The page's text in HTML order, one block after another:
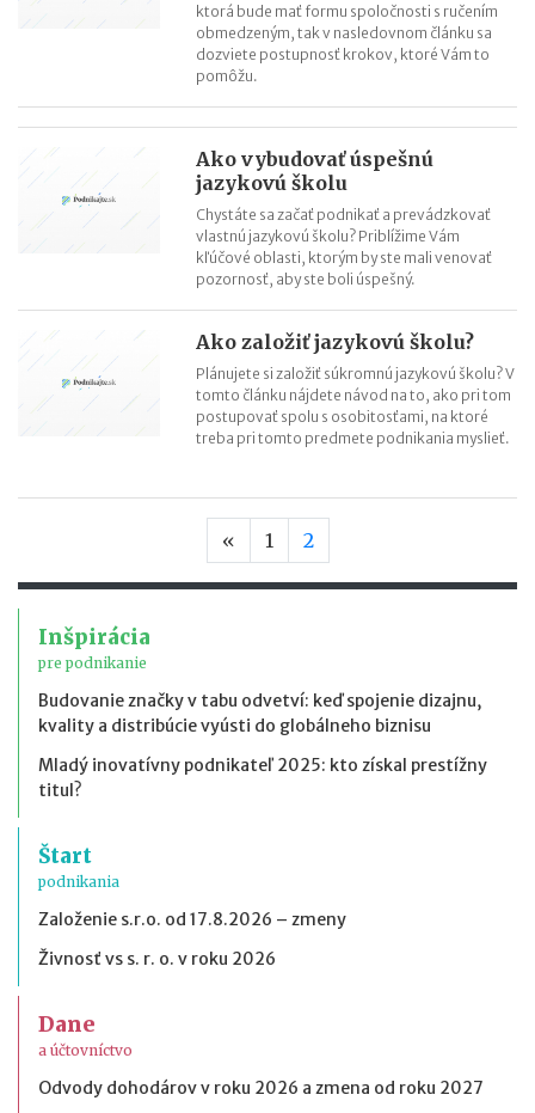
ktorá bude mať formu spoločnosti s ručením
obmedzeným, tak v nasledovnom článku sa
dozviete postupnosť krokov, ktoré Vám to
pomôžu.
Ako vybudovať úspešnú
jazykovú školu
Chystáte sa začať podnikať a prevádzkovať
vlastnú jazykovú školu? Priblížime Vám
kľúčové oblasti, ktorým by ste mali venovať
pozornosť, aby ste boli úspešný.
Ako založiť jazykovú školu?
Plánujete si založiť súkromnú jazykovú školu? V
tomto článku nájdete návod na to, ako pri tom
postupovať spolu s osobitosťami, na ktoré
treba pri tomto predmete podnikania myslieť.
«Predchádzajúca strana
1 2
Inšpirácia
pre podnikanie
Budovanie značky v tabu odvetví: keď spojenie dizajnu,
kvality a distribúcie vyústi do globálneho biznisu
Mladý inovatívny podnikateľ 2025: kto získal prestížny
titul?
Štart
podnikania
Založenie s.r.o. od 17.8.2026 – zmeny
Živnosť vs s. r. o. v roku 2026
Dane
a účtovníctvo
Odvody dohodárov v roku 2026 a zmena od roku 2027